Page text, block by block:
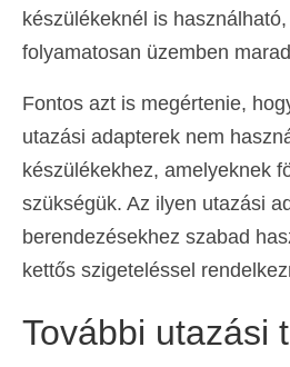
készülékeknél is
folyamatosan üzemben
Fontos azt is megértenie,
utazási adapterek nem
készülékekhez, amelyeknek
szükségük. Az ilyen utazási
berendezésekhez szabad
kettős szigeteléssel
További utazási